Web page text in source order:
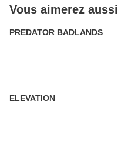
Vous aimerez aussi
PREDATOR BADLANDS
ELEVATION